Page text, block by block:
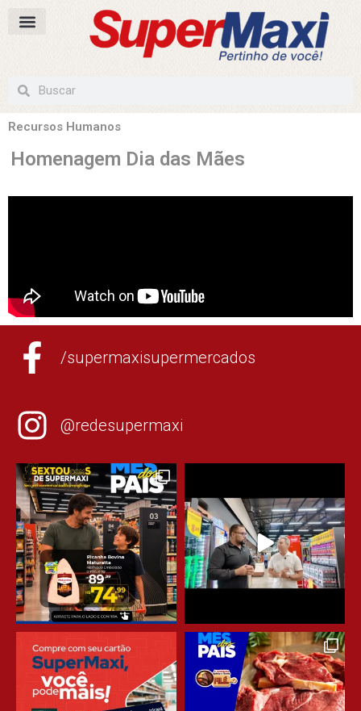
Recursos Humanos
Homenagem Dia das Mães
/supermaxisupermercados
@redesupermaxi